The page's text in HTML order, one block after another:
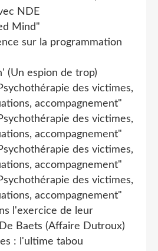
NDE
Mind"
sur la programmation
(Un espion de trop)
des victimes,
accompagnement"
des victimes,
accompagnement"
des victimes,
accompagnement"
des victimes,
accompagnement"
l'exercice de leur
Baets (Affaire Dutroux)
: l'ultime tabou